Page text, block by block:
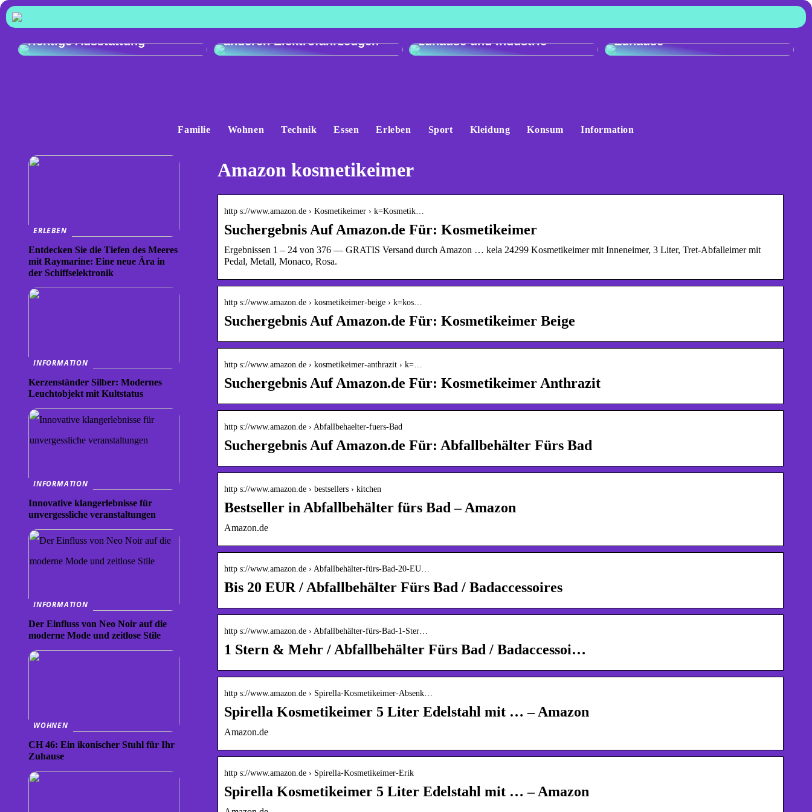
Exzellente Kochkunst: Die
richtige Ausstattung
Audi Q4 e-tron gegenüber
anderen Elektrofahrzeugen
Präzisionswaagen für
zuhause und Industrie
Skandinavisches Flair für Ihr
Zuhause
Familie Wohnen Technik Essen Erleben Sport Kleidung Konsum Information
Amazon kosmetikeimer
http s://www.amazon.de › Kosmetikeimer › k=Kosmetik…
Suchergebnis Auf Amazon.de Für: Kosmetikeimer
Ergebnissen 1 – 24 von 376 — GRATIS Versand durch Amazon … kela 24299 Kosmetikeimer mit Inneneimer, 3 Liter, Tret-Abfalleimer mit
Pedal, Metall, Monaco, Rosa.
http s://www.amazon.de › kosmetikeimer-beige › k=kos…
Suchergebnis Auf Amazon.de Für: Kosmetikeimer Beige
http s://www.amazon.de › kosmetikeimer-anthrazit › k=…
Suchergebnis Auf Amazon.de Für: Kosmetikeimer Anthrazit
http s://www.amazon.de › Abfallbehaelter-fuers-Bad
Suchergebnis Auf Amazon.de Für: Abfallbehälter Fürs Bad
http s://www.amazon.de › bestsellers › kitchen
Bestseller in Abfallbehälter fürs Bad – Amazon
Amazon.de
http s://www.amazon.de › Abfallbehälter-fürs-Bad-20-EU…
Bis 20 EUR / Abfallbehälter Fürs Bad / Badaccessoires
http s://www.amazon.de › Abfallbehälter-fürs-Bad-1-Ster…
1 Stern & Mehr / Abfallbehälter Fürs Bad / Badaccessoi…
http s://www.amazon.de › Spirella-Kosmetikeimer-Absenk…
Spirella Kosmetikeimer 5 Liter Edelstahl mit … – Amazon
Amazon.de
http s://www.amazon.de › Spirella-Kosmetikeimer-Erik
Spirella Kosmetikeimer 5 Liter Edelstahl mit … – Amazon
ERLEBEN
Entdecken Sie die Tiefen des Meeres
mit Raymarine: Eine neue Ära in
der Schiffselektronik
INFORMATION
Kerzenständer Silber: Modernes
Leuchtobjekt mit Kultstatus
INFORMATION
Innovative klangerlebnisse für
unvergessliche veranstaltungen
INFORMATION
Der Einfluss von Neo Noir auf die
moderne Mode und zeitlose Stile
WOHNEN
CH 46: Ein ikonischer Stuhl für Ihr
Zuhause